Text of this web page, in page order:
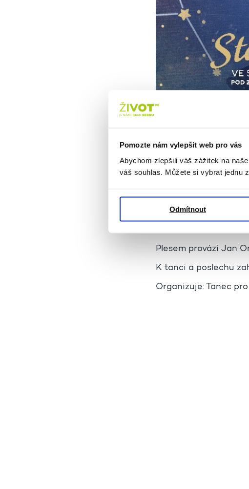
Pomozte nám vylepšit web pro vás
Abychom zlepšili váš zážitek na
váš souhlas. Můžete si vybrat jednu
Odmítnout
Finále seniorské
Tanec seniorských
Plesem provází Jan
K tanci a poslechu
Organizuje: Tanec